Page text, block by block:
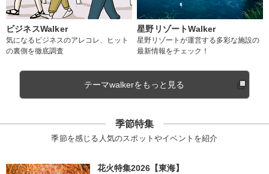
ビジネスWalker
気になるビジネスのアレコレ、ヒット
の裏側を徹底調査
星野リゾートWalker
星野リゾートが運営する多彩な施設の
最新情報をチェック！
テーマwalkerをもっと見る
季節特集
季節を感じる人気のスポットやイベントを紹介
花火特集2026【東海】